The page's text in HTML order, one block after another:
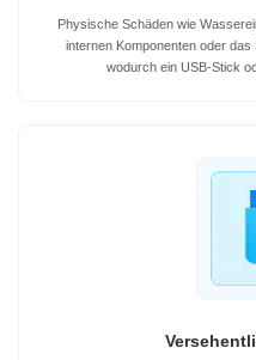
Physische Schäden wie
internen Komponenten oder
wodurch ein USB-Stick